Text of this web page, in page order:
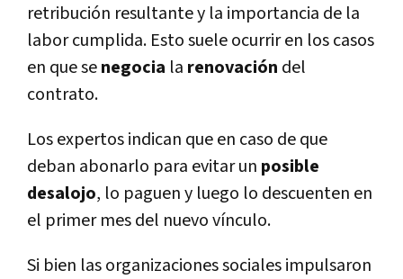
retribución resultante y la importancia de la
labor cumplida. Esto suele ocurrir en los casos
en que senegocia la renovación del
contrato.
Los expertos indican que en caso de que
deban abonarlo para evitar un posible
desalojo, lo paguen y luego lo descuenten en
el primer mes del nuevo vínculo.
Si bien las organizaciones sociales impulsaron